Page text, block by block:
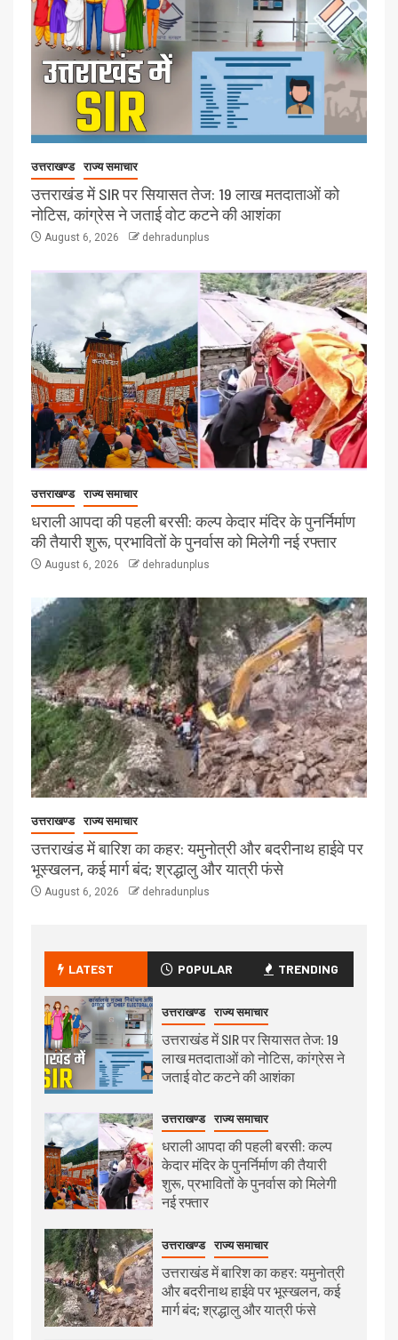
उत्तराखण्ड राज्य समाचार
उत्तराखंड में SIR पर सियासत तेज: 19 लाख मतदाताओं को
नोटिस, कांग्रेस ने जताई वोट कटने की आशंका
August 6, 2026 dehradunplus
उत्तराखण्ड राज्य समाचार
धराली आपदा की पहली बरसी: कल्प केदार मंदिर के पुनर्निर्माण
की तैयारी शुरू, प्रभावितों के पुनर्वास को मिलेगी नई रफ्तार
August 6, 2026 dehradunplus
उत्तराखण्ड राज्य समाचार
उत्तराखंड में बारिश का कहर: यमुनोत्री और बदरीनाथ हाईवे पर
भूस्खलन, कई मार्ग बंद; श्रद्धालु और यात्री फंसे
August 6, 2026 dehradunplus
LATEST POPULAR TRENDING
उत्तराखण्ड राज्य समाचार
उत्तराखंड में SIR पर सियासत तेज: 19
लाख मतदाताओं को नोटिस, कांग्रेस ने
जताई वोट कटने की आशंका
उत्तराखण्ड राज्य समाचार
धराली आपदा की पहली बरसी: कल्प
केदार मंदिर के पुनर्निर्माण की तैयारी
शुरू, प्रभावितों के पुनर्वास को मिलेगी
नई रफ्तार
उत्तराखण्ड राज्य समाचार
उत्तराखंड में बारिश का कहर: यमुनोत्री
और बदरीनाथ हाईवे पर भूस्खलन, कई
मार्ग बंद; श्रद्धालु और यात्री फंसे